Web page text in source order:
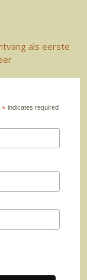
als eerste
* indicates required